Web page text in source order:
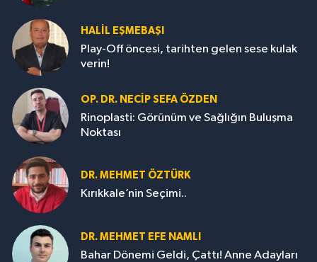
HALIL EŞMEBAŞI
Play-Off öncesi, tarihten gelen sese kulak
verin!
OP. DR. NECIP SEFA ÖZDEN
Rinoplasti: Görünüm ve Sağlığın Buluşma
Noktası
DR. MEHMET ÖZTÜRK
Kırıkkale’nin Seçimi..
DR. MEHMET EFE NAMLI
Bahar Dönemi Geldi, Çattı! Anne Adayları